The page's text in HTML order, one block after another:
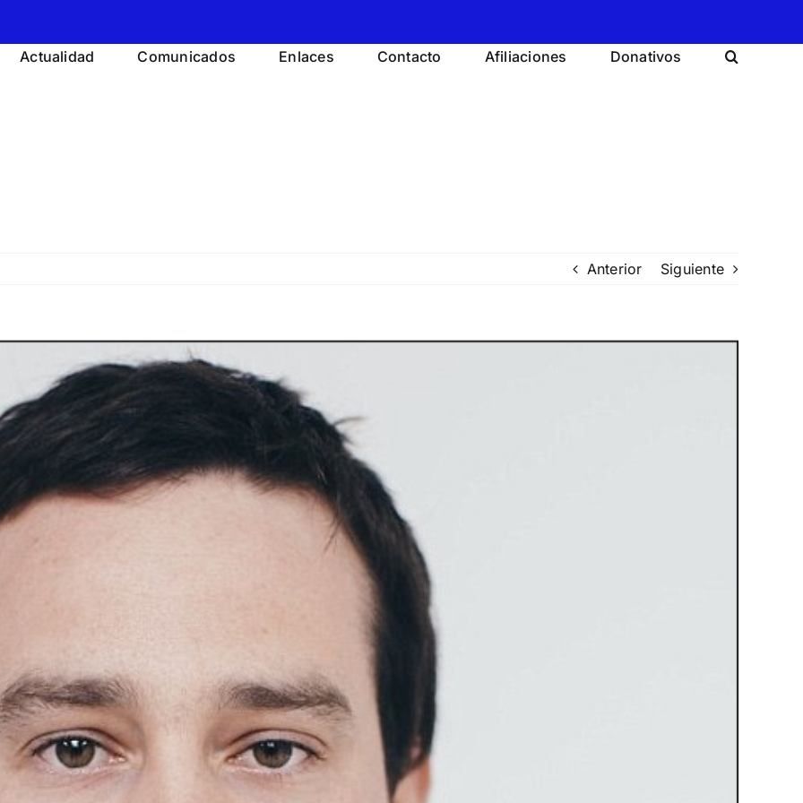
Actualidad Comunicados Enlaces Contacto Afiliaciones Donativos
Anterior Siguiente